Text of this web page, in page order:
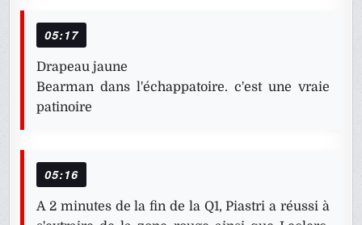
05:17
Drapeau jaune
Bearman dans l'échappatoire. c'est une vraie
patinoire
05:16
A 2 minutes de la fin de la Q1, Piastri a réussi à